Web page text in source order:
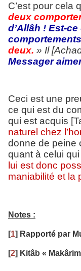
C’est pour cela
deux
d’Allâh ! Est-
deux. » Il
Messager
Ceci est une
ce qui est du
qui est acquis
naturel chez
donne de peine
quant à celui
lui est donc
maniabilité et la
Notes :
[1] Rapporté par
[2] Kitâb «